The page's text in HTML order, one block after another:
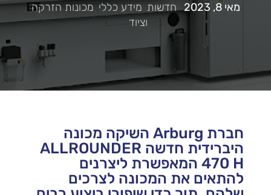
מאי 8, 2023 |חדשות מידע כללי מכונות הזרקה
וציוד
חברת Arburg השיקה מכונה
היברידית חדשה ALLROUNDER
470 H המאפשרת ליצרנים
להתאים את המכונה לצרכים